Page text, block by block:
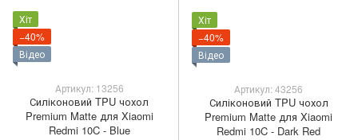
Хіт
−40%
Відео
Артикул: 13256
Силіконовий TPU чохол
Premium Matte для Xiaomi
Redmi 10C - Blue
Хіт
−40%
Відео
Артикул: 43256
Силіконовий TPU чохол
Premium Matte для Xiaomi
Redmi 10C - Dark Red